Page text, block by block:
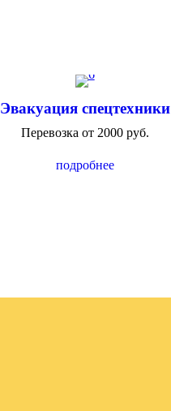
Эвакуация спецтехники
Перевозка от 2000 руб.
подробнее